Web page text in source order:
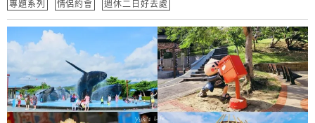
專題系列 情侶約會 週休二日好去處